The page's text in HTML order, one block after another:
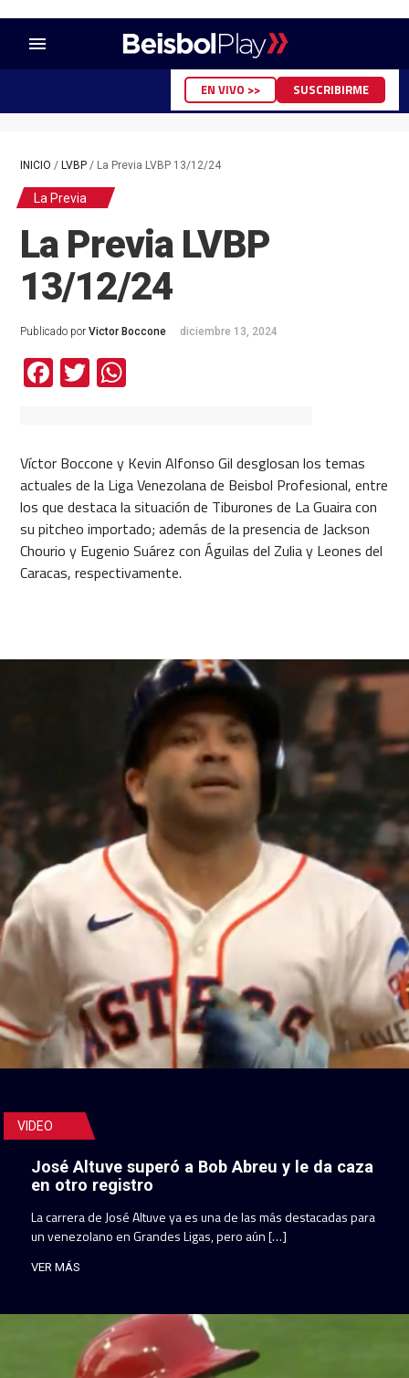
menu
EN VIVO >> SUSCRIBIRME
INICIO / LVBP/ La Previa LVBP 13/12/24
La Previa
La Previa LVBP
13/12/24
Publicado por Victor Boccone diciembre 13, 2024
Facebook
TwitterWhatsApp
Víctor Boccone y Kevin Alfonso Gil desglosan los temas
actuales de la Liga Venezolana de Beisbol Profesional, entre
los que destaca la situación de Tiburones de La Guaira con
su pitcheo importado; además de la presencia de Jackson
Chourio y Eugenio Suárez con Águilas del Zulia y Leones del
Caracas, respectivamente.
VIDEO
José Altuve superó a Bob Abreu y le da caza
en otro registro
La carrera de José Altuve ya es una de las más destacadas para
un venezolano en Grandes Ligas, pero aún […]
VER MÁS